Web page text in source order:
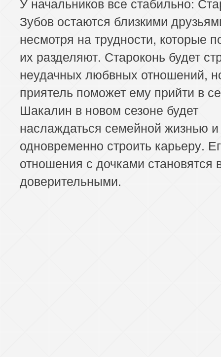
Зубов остаются близкими
несмотря на трудности, которые
их разделяют. Староконь будет
неудачных любвных отношений,
приятель поможет ему прийти в
Шакалин в новом сезоне будет
наслаждаться семейной жизнью и
одновременно строить карьеру.
отношения с дочками становятся
доверительными.